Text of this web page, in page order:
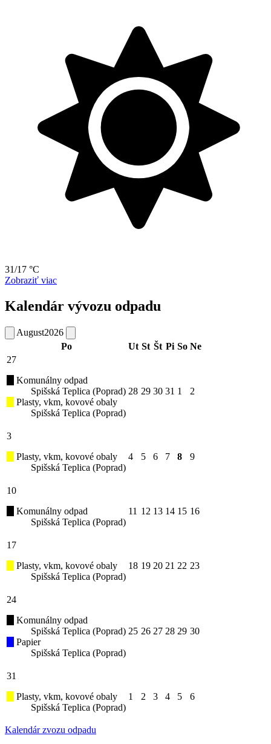
31/17 °C
Zobraziť viac
Kalendár vývozu odpadu
August2026
Po
Ut St Št Pi So Ne
27
Komunálny odpad
Spišská Teplica (Poprad)
Plasty, vkm, kovové obaly
Spišská Teplica (Poprad)
28 29 30 31 1 2
3
Plasty, vkm, kovové obaly
Spišská Teplica (Poprad)
4 5 6 7 8 9
10
Komunálny odpad
Spišská Teplica (Poprad)
11 12 13 14 15 16
17
Plasty, vkm, kovové obaly
Spišská Teplica (Poprad)
18 19 20 21 22 23
24
Komunálny odpad
Spišská Teplica (Poprad)
Papier
Spišská Teplica (Poprad)
25 26 27 28 29 30
31
Plasty, vkm, kovové obaly
Spišská Teplica (Poprad)
1 2 3 4 5 6
Kalendár zvozu odpadu